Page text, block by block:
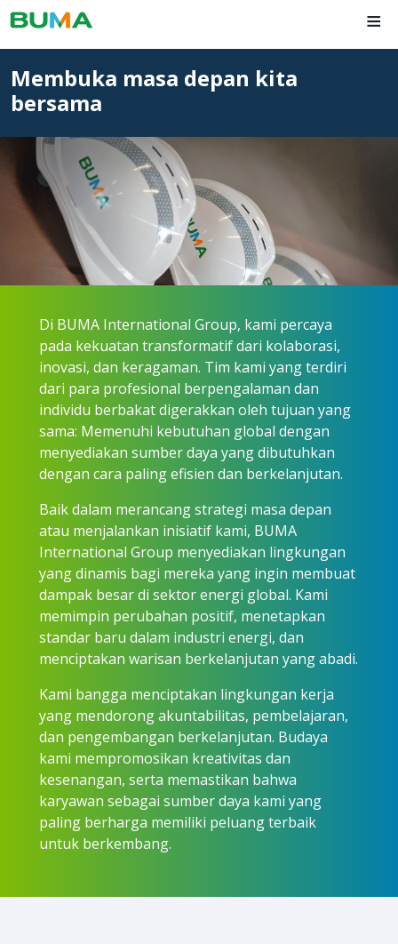
≡
Membuka masa depan kita
bersama
Di BUMA International Group, kami percaya
pada kekuatan transformatif dari kolaborasi,
inovasi, dan keragaman. Tim kami yang terdiri
dari para profesional berpengalaman dan
individu berbakat digerakkan oleh tujuan yang
sama: Memenuhi kebutuhan global dengan
menyediakan sumber daya yang dibutuhkan
dengan cara paling efisien dan berkelanjutan.
Baik dalam merancang strategi masa depan
atau menjalankan inisiatif kami, BUMA
International Group menyediakan lingkungan
yang dinamis bagi mereka yang ingin membuat
dampak besar di sektor energi global. Kami
memimpin perubahan positif, menetapkan
standar baru dalam industri energi, dan
menciptakan warisan berkelanjutan yang abadi.
Kami bangga menciptakan lingkungan kerja
yang mendorong akuntabilitas, pembelajaran,
dan pengembangan berkelanjutan. Budaya
kami mempromosikan kreativitas dan
kesenangan, serta memastikan bahwa
karyawan sebagai sumber daya kami yang
paling berharga memiliki peluang terbaik
untuk berkembang.